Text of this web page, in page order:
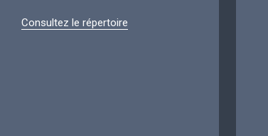
Consultez le répertoire